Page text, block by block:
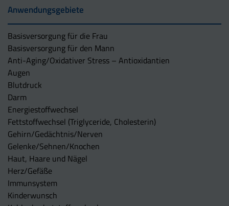
Anwendungsgebiete
Basisversorgung für die Frau
Basisversorgung für den Mann
Anti-Aging/Oxidativer Stress – Antioxidantien
Augen
Blutdruck
Darm
Energiestoffwechsel
Fettstoffwechsel (Triglyceride, Cholesterin)
Gehirn/Gedächtnis/Nerven
Gelenke/Sehnen/Knochen
Haut, Haare und Nägel
Herz/Gefäße
Immunsystem
Kinderwunsch